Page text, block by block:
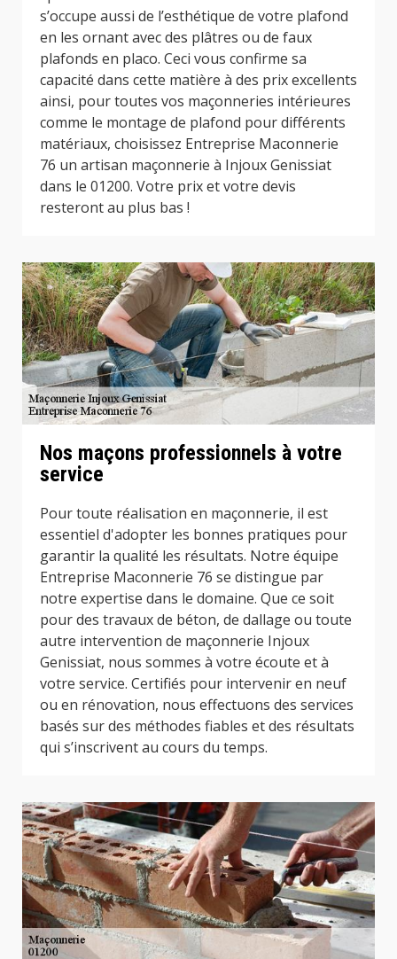
s’occupe aussi de l’esthétique de votre plafond
en les ornant avec des plâtres ou de faux
plafonds en placo. Ceci vous confirme sa
capacité dans cette matière à des prix excellents
ainsi, pour toutes vos maçonneries intérieures
comme le montage de plafond pour différents
matériaux, choisissez Entreprise Maconnerie
76 un artisan maçonnerie à Injoux Genissiat
dans le 01200. Votre prix et votre devis
resteront au plus bas !
Nos maçons professionnels à votre
service
Pour toute réalisation en maçonnerie, il est
essentiel d'adopter les bonnes pratiques pour
garantir la qualité les résultats. Notre équipe
Entreprise Maconnerie 76 se distingue par
notre expertise dans le domaine. Que ce soit
pour des travaux de béton, de dallage ou toute
autre intervention de maçonnerie Injoux
Genissiat, nous sommes à votre écoute et à
votre service. Certifiés pour intervenir en neuf
ou en rénovation, nous effectuons des services
basés sur des méthodes fiables et des résultats
qui s’inscrivent au cours du temps.